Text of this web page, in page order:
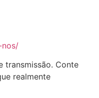
nos/
transmissão. Conte
realmente